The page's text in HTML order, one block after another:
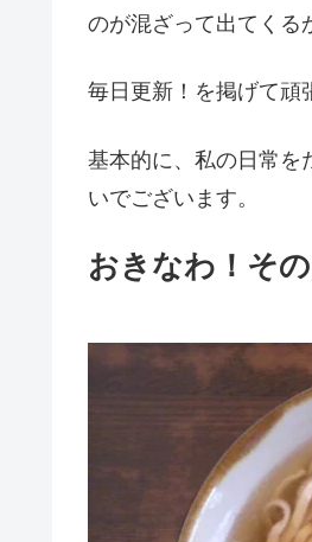
のが混ざって出てくる
毎日更新！を掲げて
基本的に、私の日常を
いでございます。
おきなわ！その